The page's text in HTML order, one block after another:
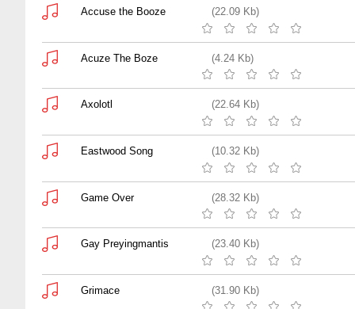
Accuse the Booze (22.09 Kb)
Acuze The Boze (4.24 Kb)
Axolotl (22.64 Kb)
Eastwood Song (10.32 Kb)
Game Over (28.32 Kb)
Gay Preyingmantis (23.40 Kb)
Grimace (31.90 Kb)